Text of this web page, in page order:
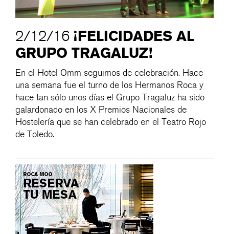
2/12/16 ¡FELICIDADES AL
GRUPO TRAGALUZ!
En el Hotel Omm seguimos de celebración. Hace
una semana fue el turno de los Hermanos Roca y
hace tan sólo unos días el Grupo Tragaluz ha sido
galardonado en los X Premios Nacionales de
Hostelería que se han celebrado en el Teatro Rojo
de Toledo.